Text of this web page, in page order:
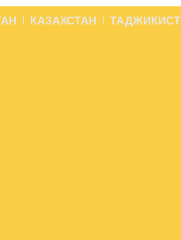
КАЗАХСТАН